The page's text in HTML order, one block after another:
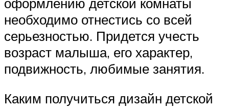
необходимо отнестись со всей
серьезностью. Придется учесть
возраст малыша, его характер,
подвижность, любимые занятия.
Каким получиться дизайн детской